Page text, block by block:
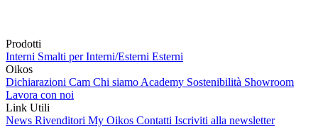
Prodotti
Interni Smalti per Interni/Esterni Esterni
Oikos
Dichiarazioni Cam Chi siamo Academy Sostenibilità Showroom
Lavora con noi
Link Utili
News Rivenditori My Oikos Contatti Iscriviti alla newsletter